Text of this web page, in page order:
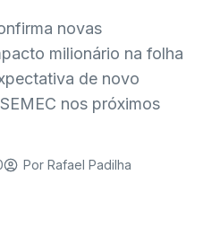
novas
milionário na folha
de novo
nos próximos
Por Rafael Padilha